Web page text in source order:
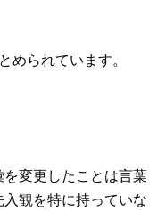
られています。
変更したことは言葉
観を特に持っていな